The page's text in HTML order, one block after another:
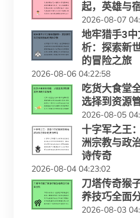
起，英雄与
2026-08-07
地牢猎手3
析：探索新
的冒险之旅
2026-08-06 04:22:58
吃货大食堂
选择到资源
2026-08-05
十字军之王
洲宗教与政
诗传奇
2026-08-04 04:23:02
刀塔传奇猴
养技巧全面
2026-08-03